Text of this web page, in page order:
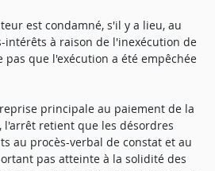
est condamné, s'il y a lieu, au
intérêts à raison de l'inexécution de
que l'exécution a été empêchée
principale au paiement de la
retient que les désordres
au procès-verbal de constat et au
pas atteinte à la solidité des